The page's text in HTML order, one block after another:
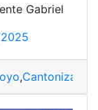
Gabriel
,Cantonización